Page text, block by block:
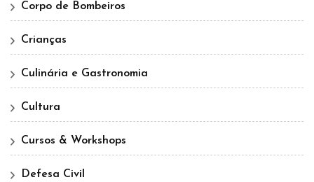
Corpo de Bombeiros
Crianças
Culinária e Gastronomia
Cultura
Cursos & Workshops
Defesa Civil